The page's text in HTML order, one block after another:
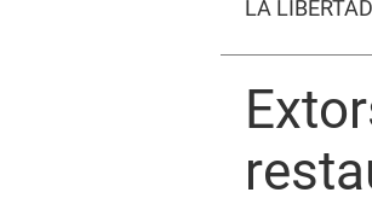
LA LIBERTAD